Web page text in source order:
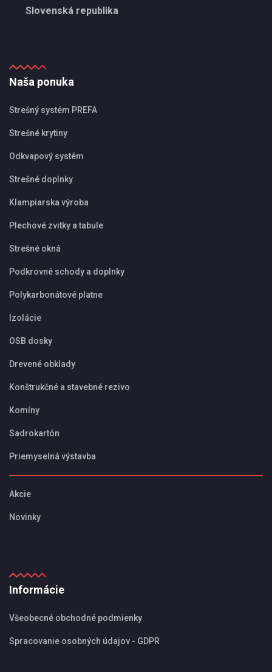
Slovenská republika
Naša ponuka
Strešný systém PREFA
Strešné krytiny
Odkvapový systém
Strešné doplnky
Klampiarska výroba
Plechové zvitky a tabule
Strešné okná
Podkrovné schody a doplnky
Polykarbonátové platne
Izolácie
OSB dosky
Drevené obklady
Konštrukčné a stavebné rezivo
Komíny
Sadrokartón
Priemyselná výstavba
Akcie
Novinky
Informácie
Všeobecné obchodné podmienky
Spracovanie osobných údajov - GDPR